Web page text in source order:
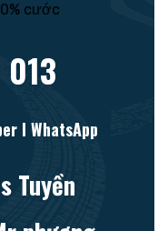
cước
l WhatsApp
Tuyền